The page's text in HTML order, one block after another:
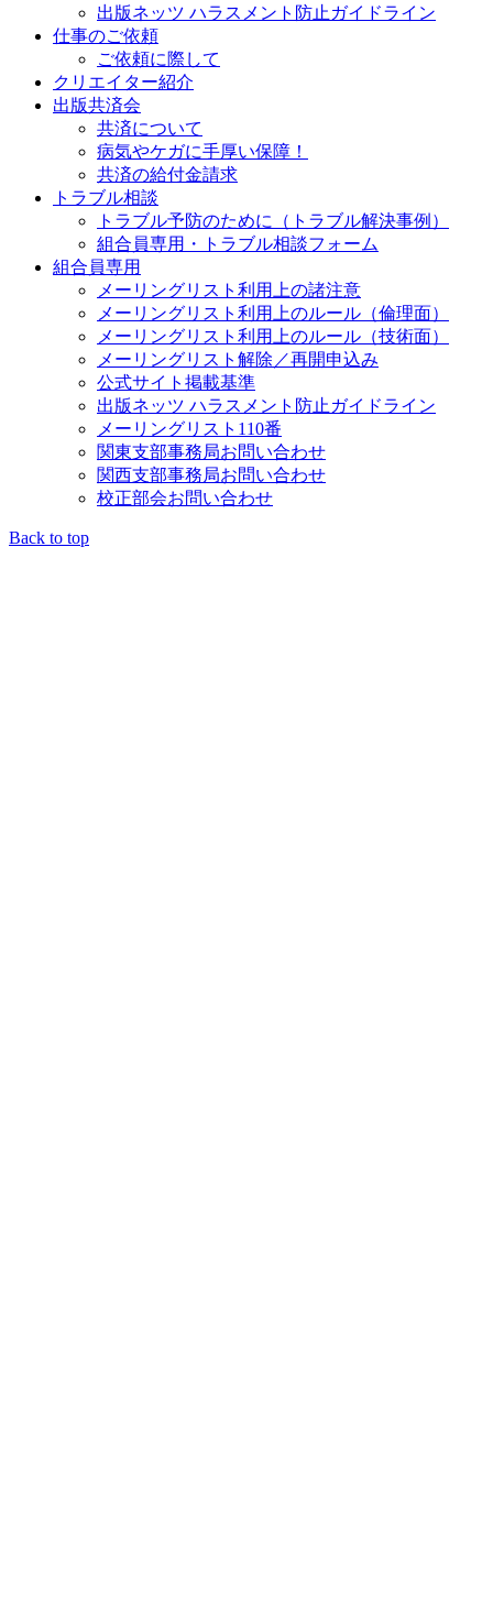
出版ネッツ ハラスメント防止ガイドライン
仕事のご依頼
ご依頼に際して
クリエイター紹介
出版共済会
共済について
病気やケガに手厚い保障！
共済の給付金請求
トラブル相談
トラブル予防のために（トラブル解決事例）
組合員専用・トラブル相談フォーム
組合員専用
メーリングリスト利用上の諸注意
メーリングリスト利用上のルール（倫理面）
メーリングリスト利用上のルール（技術面）
メーリングリスト解除／再開申込み
公式サイト掲載基準
出版ネッツ ハラスメント防止ガイドライン
メーリングリスト110番
関東支部事務局お問い合わせ
関西支部事務局お問い合わせ
校正部会お問い合わせ
Back to top